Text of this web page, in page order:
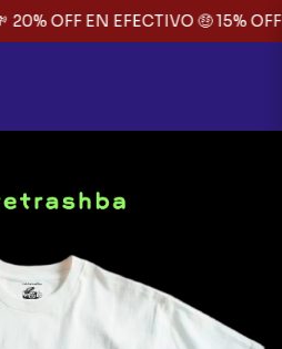
20% OFF EN EFECTIVO 🤑 15%